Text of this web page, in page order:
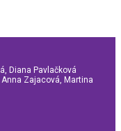
Diana Pavlačková
Zajacová, Martina